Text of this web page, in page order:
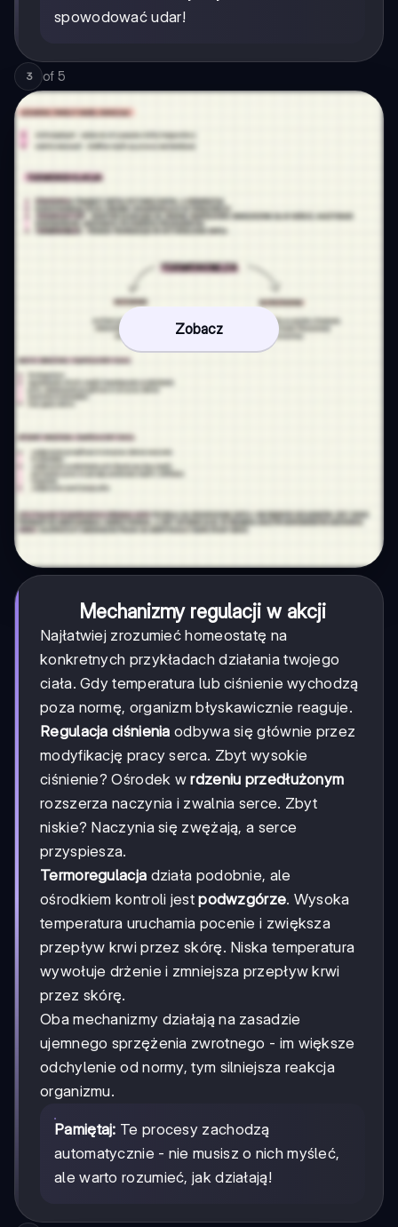
spowodować udar!
3 of 5
Zobacz
Mechanizmy regulacji w akcji
Najłatwiej zrozumieć homeostatę na
konkretnych przykładach działania twojego
ciała. Gdy temperatura lub ciśnienie wychodzą
poza normę, organizm błyskawicznie reaguje.
Regulacja ciśnienia odbywa się głównie przez
modyfikację pracy serca. Zbyt wysokie
ciśnienie? Ośrodek wrdzeniu przedłużonym
rozszerza naczynia i zwalnia serce. Zbyt
niskie? Naczynia się zwężają, a serce
przyspiesza.
Termoregulacja działa podobnie, ale
ośrodkiem kontroli jestpodwzgórze. Wysoka
temperatura uruchamia pocenie i zwiększa
przepływ krwi przez skórę. Niska temperatura
wywołuje drżenie i zmniejsza przepływ krwi
przez skórę.
Oba mechanizmy działają na zasadzie
ujemnego sprzężenia zwrotnego - im większe
odchylenie od normy, tym silniejsza reakcja
organizmu.
Pamiętaj: Te procesy zachodzą
automatycznie - nie musisz o nich myśleć,
ale warto rozumieć, jak działają!